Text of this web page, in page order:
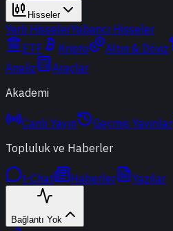
Hisseler
Yerli HisselerYabancı Hisseler
ETF
Kripto Altın & Döviz
Analiz
Araçlar
Akademi
Canlı Yayın Geçmiş Yayınlar
Topluluk ve Haberler
t-Chat Haberler Yazılar
Bağlantı Yok